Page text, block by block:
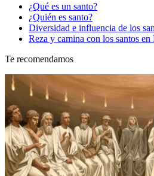
¿Qué es un santo?
¿Quién es santo?
Diversidad e influencia de los
Reza y camina con los santos en
Te recomendamos